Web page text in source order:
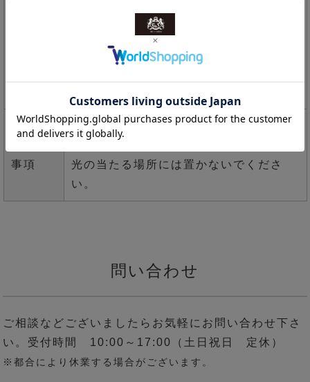
か、乾いた布でやさしく拭き取ってくだ
さい。※水洗いはできません
形が崩れた時は、茎の中にワイヤーが入
使用上
事項
お品物の変色・劣化を防ぐ為、湿度差の
光の当たる場所には置かないでくださ
い。
問い合わせ
ご相談などございましたらお気軽にお問い合わせ下さ
い。受付時間 10:00～17:00（土日祝日 定休）
※都合により休業する場合がございます。